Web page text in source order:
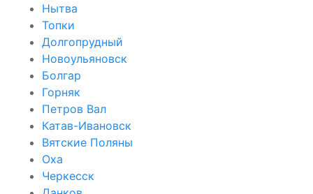
Нытва
Топки
Долгопрудный
Новоульяновск
Болгар
Горняк
Петров Вал
Катав-Ивановск
Вятские Поляны
Оха
Черкесск